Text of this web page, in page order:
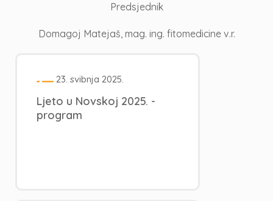
Predsjednik
Domagoj Matejaš, mag. ing. fitomedicine v.r.
23. svibnja 2025.
Ljeto u Novskoj 2025. -
program